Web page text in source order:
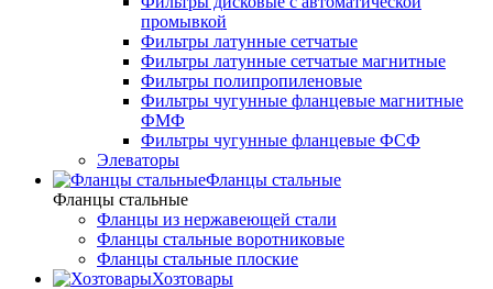
промывкой
Фильтры латунные сетчатые
Фильтры латунные сетчатые магнитные
Фильтры полипропиленовые
Фильтры чугунные фланцевые магнитные
ФМФ
Фильтры чугунные фланцевые ФСФ
Элеваторы
Фланцы стальные
Фланцы стальные
Фланцы из нержавеющей стали
Фланцы стальные воротниковые
Фланцы стальные плоские
Хозтовары